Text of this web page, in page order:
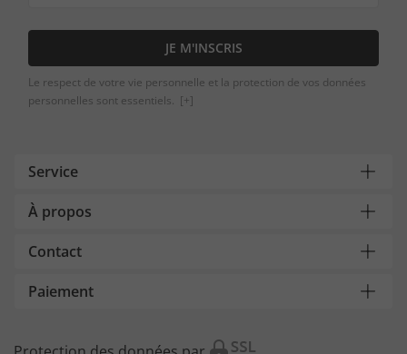
JE M'INSCRIS
Le respect de votre vie personnelle et la protection de vos données
personnelles sont essentiels. [+]
Service
À propos
Contact
Paiement